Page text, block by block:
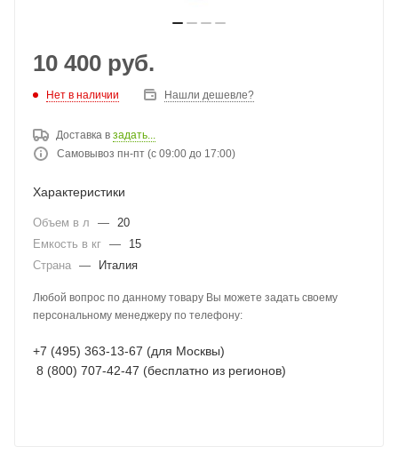
10 400 руб.
Нет в наличии Нашли дешевле?
Доставка в задать...
Самовывоз пн-пт (с 09:00 до 17:00)
Характеристики
Объем в л — 20
Емкость в кг —
15
Страна — Италия
Любой вопрос по данному товару Вы можете задать своему
персональному менеджеру по телефону:
+7 (495) 363-13-67 (для Москвы)
8 (800) 707-42-47 (бесплатно из регионов)